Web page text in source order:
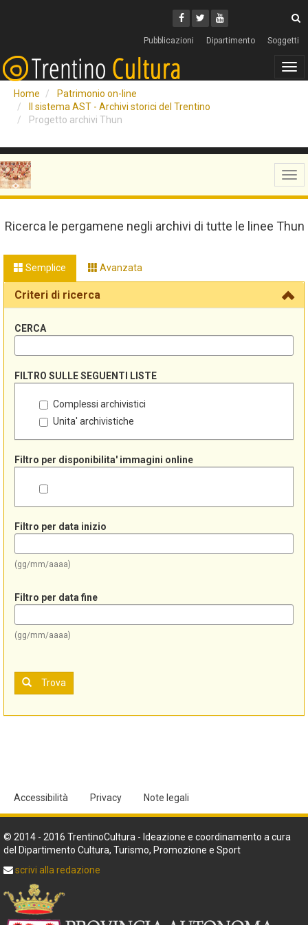
Facebook
Twitter
Youtube
Pubblicazioni Dipartimento Soggetti
Home
Patrimonio on-line
Il sistema AST - Archivi storici del Trentino
Progetto archivi Thun
Ricerca le pergamene negli archivi di tutte le linee Thun
Semplice Avanzata
Criteri di ricerca
CERCA
FILTRO SULLE SEGUENTI LISTE
Complessi archivistici
Unita' archivistiche
Filtro per disponibilita' immagini online
Filtro per data inizio
(gg/mm/aaaa)
Filtro per data fine
(gg/mm/aaaa)
Trova
Accessibilità Privacy Note legali
© 2014 - 2016 TrentinoCultura - Ideazione e coordinamento a cura
del Dipartimento Cultura, Turismo, Promozione e Sport
scrivi alla redazione